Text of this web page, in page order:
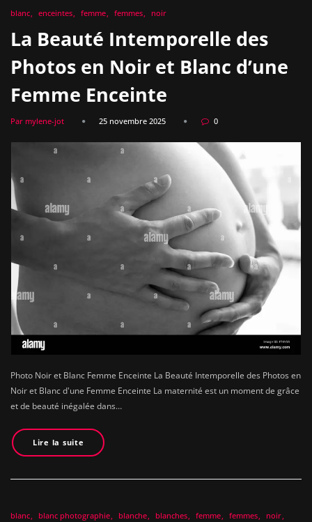
blanc enceintes femme femmes noir
La Beauté Intemporelle des
Photos en Noir et Blanc d’une
Femme Enceinte
Par mylene-jot 25 novembre 2025 0
Photo Noir et Blanc Femme Enceinte La Beauté Intemporelle des Photos en
Noir et Blanc d'une Femme Enceinte La maternité est un moment de grâce
et de beauté inégalée dans…
Lire la suite
blanc blanc photographie blanche blanches femme femmes
noir